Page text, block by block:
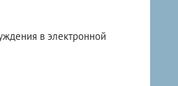
в электронной